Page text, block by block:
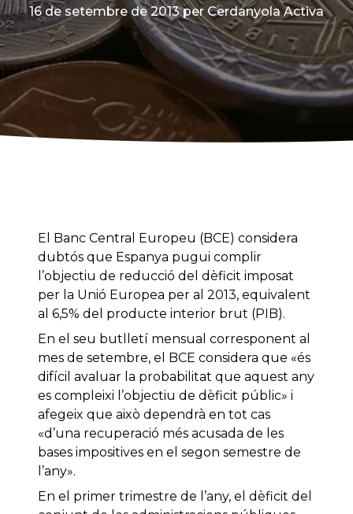
16 de setembre de 2013 per Cerdanyola Activa
El Banc Central Europeu (BCE) considera
dubtós que Espanya pugui complir
l’objectiu de reducció del dèficit imposat
per la Unió Europea per al 2013, equivalent
al 6,5% del producte interior brut (PIB).
En el seu butlletí mensual corresponent al
mes de setembre, el BCE considera que «és
difícil avaluar la probabilitat que aquest any
es compleixi l’objectiu de dèficit públic» i
afegeix que això dependrà en tot cas
«d’una recuperació més acusada de les
bases impositives en el segon semestre de
l’any».
En el primer trimestre de l’any, el dèficit del